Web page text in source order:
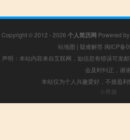
Copyright © 2012 - 2026 个人简历网 Powered by
站地图 | 疑难解答 闽ICP备
声明：本站内容来自互联网，如信息有错误可发
会及时纠正，谢
本站仅为个人兴趣爱好，不接盈
小男孩